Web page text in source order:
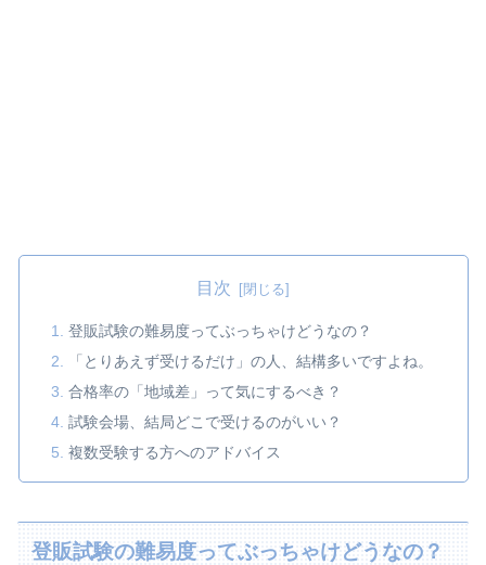
目次
登販試験の難易度ってぶっちゃけどうなの？
「とりあえず受けるだけ」の人、結構多いですよね。
合格率の「地域差」って気にするべき？
試験会場、結局どこで受けるのがいい？
複数受験する方へのアドバイス
登販試験の難易度ってぶっちゃけどうなの？